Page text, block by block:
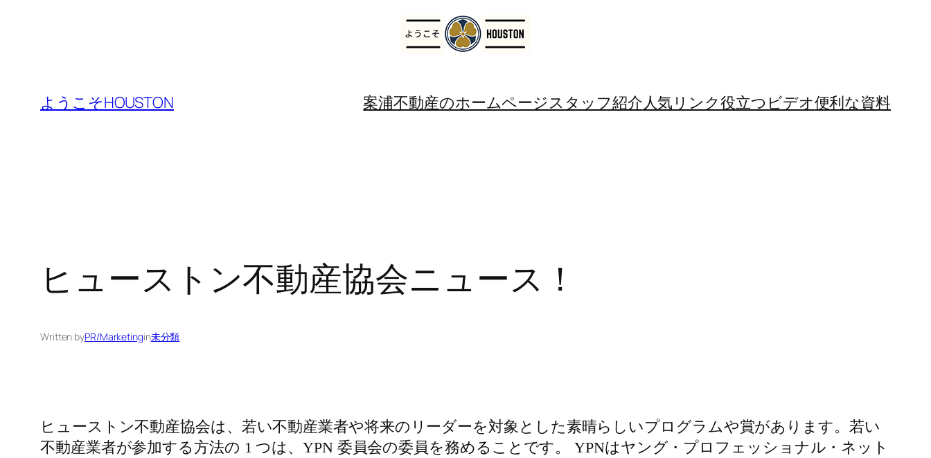
ようこそHOUSTON 案浦不動産のホームページスタッフ紹介人気リンク役立つビデオ便利な資料
ヒューストン不動産協会ニュース！
Written byPR/Marketingin未分類
ヒューストン不動産協会は、若い不動産業者や将来のリーダーを対象とした素晴らしいプログラムや賞があります。若い
不動産業者が参加する方法の 1 つは、YPN 委員会の委員を務めることです。 YPNはヤング・プロフェッショナル・ネット